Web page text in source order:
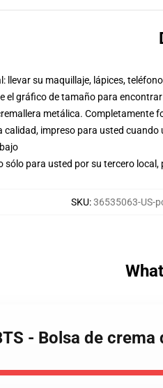
llevar su maquillaje, lápices,
el gráfico de tamaño para
metálica. Completamente
calidad, impreso para usted cuando
para usted por su tercero
SKU:36535063-US-
- Bolsa de crema